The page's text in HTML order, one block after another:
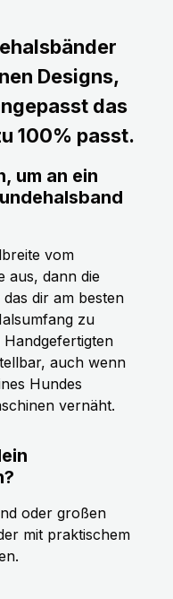
Designs,
das
100% passt.
um an ein
vom
aus, dann die
dir am besten
zu
auch wenn
Hundes
vernäht.
oder großen
mit praktischem